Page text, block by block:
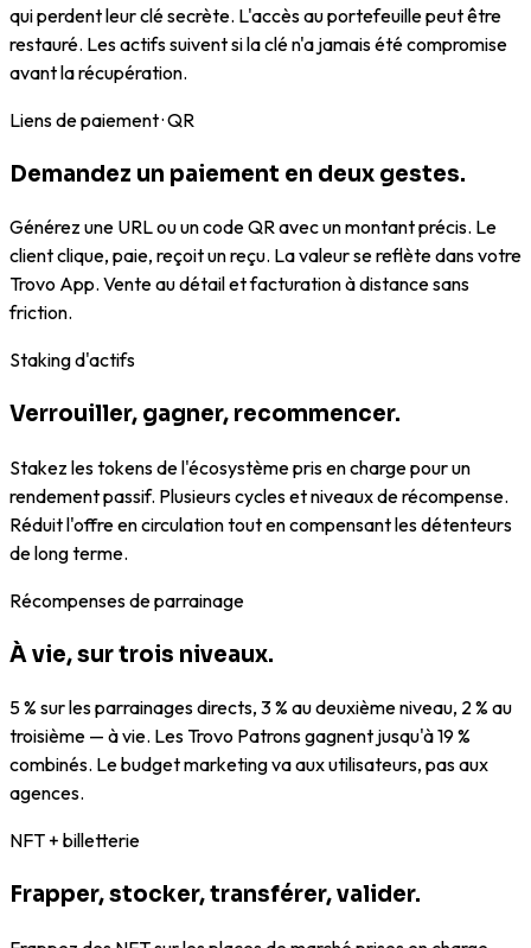
qui perdent leur clé secrète. L'accès au portefeuille peut être
restauré. Les actifs suivent si la clé n'a jamais été compromise
avant la récupération.
Liens de paiement · QR
Demandez un paiement en deux gestes.
Générez une URL ou un code QR avec un montant précis. Le
client clique, paie, reçoit un reçu. La valeur se reflète dans votre
Trovo App. Vente au détail et facturation à distance sans
friction.
Staking d'actifs
Verrouiller, gagner, recommencer.
Stakez les tokens de l'écosystème pris en charge pour un
rendement passif. Plusieurs cycles et niveaux de récompense.
Réduit l'offre en circulation tout en compensant les détenteurs
de long terme.
Récompenses de parrainage
À vie, sur trois niveaux.
5 % sur les parrainages directs, 3 % au deuxième niveau, 2 % au
troisième — à vie. Les Trovo Patrons gagnent jusqu'à 19 %
combinés. Le budget marketing va aux utilisateurs, pas aux
agences.
NFT + billetterie
Frapper, stocker, transférer, valider.